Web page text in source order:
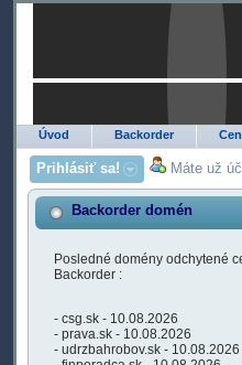
Úvod Backorder
Prihlásiť sa! Máte už
Backorder domén
Posledné domény odchytené
Backorder :
- csg.sk - 10.08.2026
- prava.sk - 10.08.2026
- udrzbahrobov.sk - 10.08.2026